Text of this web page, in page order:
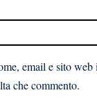
email e sito web
che commento.